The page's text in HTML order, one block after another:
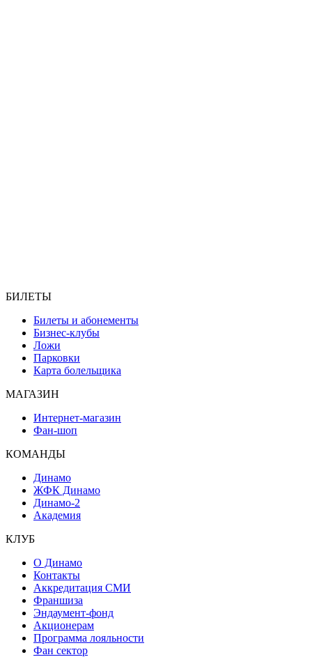
БИЛЕТЫ
Билеты и абонементы
Бизнес-клубы
Ложи
Парковки
Карта болельщика
МАГАЗИН
Интернет-магазин
Фан-шоп
КОМАНДЫ
Динамо
ЖФК Динамо
Динамо-2
Академия
КЛУБ
О Динамо
Контакты
Аккредитация СМИ
Франшиза
Эндаумент-фонд
Акционерам
Программа лояльности
Фан сектор